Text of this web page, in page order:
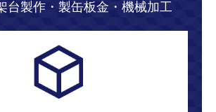
台製作・製缶板金・機械加工